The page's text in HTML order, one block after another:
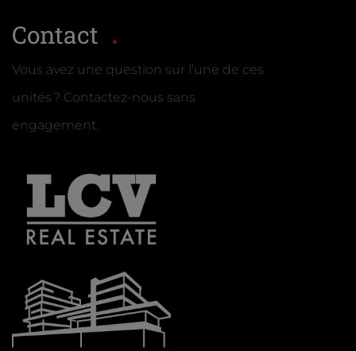
Contact
Vous avez une question sur l’une de ces
unités ? Contactez-nous sans
engagement.